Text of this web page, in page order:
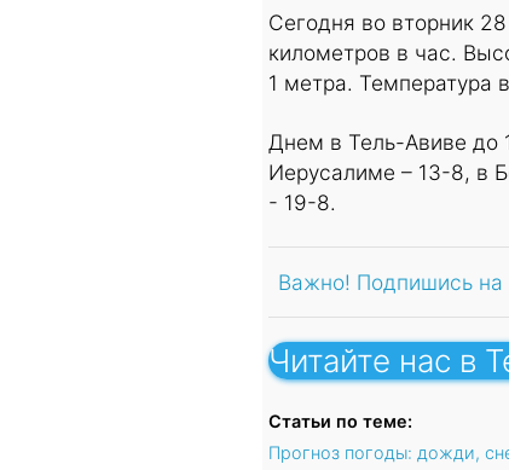
Сегодня во вторник
километров в час.
1 метра. Температура
Днем в Тель-Авиве до
Иерусалиме – 13-8, в
- 19-8.
Важно! Подпишись
Читайте нас в
Статьи по теме:
Прогноз погоды: дожди,